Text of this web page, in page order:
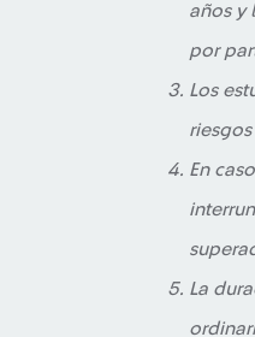
años y
por
Los
En
La